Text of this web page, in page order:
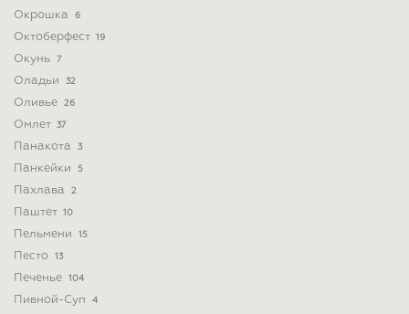
Окрошка 6
Октоберфест 19
Окунь 7
Оладьи 32
Оливье 26
Омлет 37
Панакота 3
Панкейки 5
Пахлава 2
Паштет 10
Пельмени 15
Песто 13
Печенье 104
Пивной-Суп 4